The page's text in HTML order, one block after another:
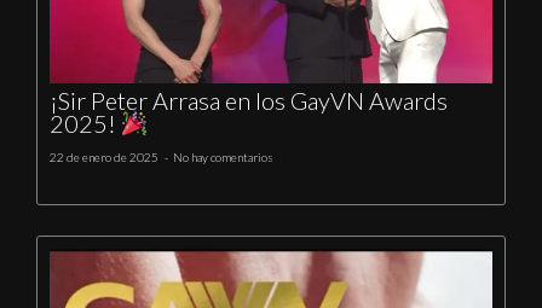
¡Sir Peter Arrasa en los GayVN Awards
2025!
22 de enero de 2025 No hay comentarios